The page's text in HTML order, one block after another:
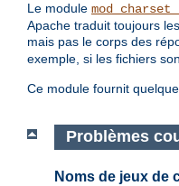
Le module
Apache traduit toujours
mais pas le corps des
exemple, si les fichiers
Ce module fournit
Problèmes
Noms de jeux de